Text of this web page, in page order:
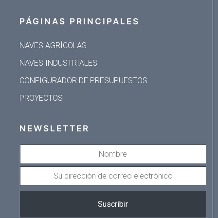
PÁGINAS PRINCIPALES
NAVES AGRÍCOLAS
NAVES INDUSTRIALES
CONFIGURADOR DE PRESUPUESTOS
PROYECTOS
NEWSLETTER
DIRECCIÓN
Suscribir